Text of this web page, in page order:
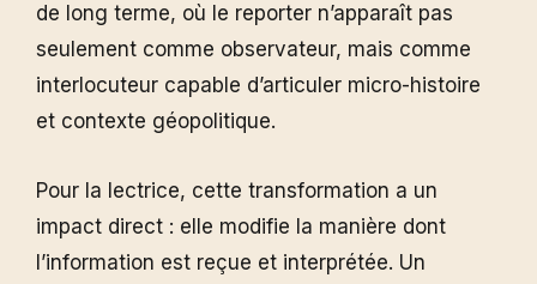
de long terme, où le reporter n’apparaît pas
seulement comme observateur, mais comme
interlocuteur capable d’articuler micro-histoire
et contexte géopolitique.
Pour la lectrice, cette transformation a un
impact direct : elle modifie la manière dont
l’information est reçue et interprétée. Un